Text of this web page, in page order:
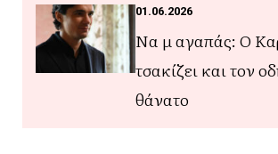
01.06.2026
Να μ αγαπάς: Ο
τσακίζει και τον
θάνατο